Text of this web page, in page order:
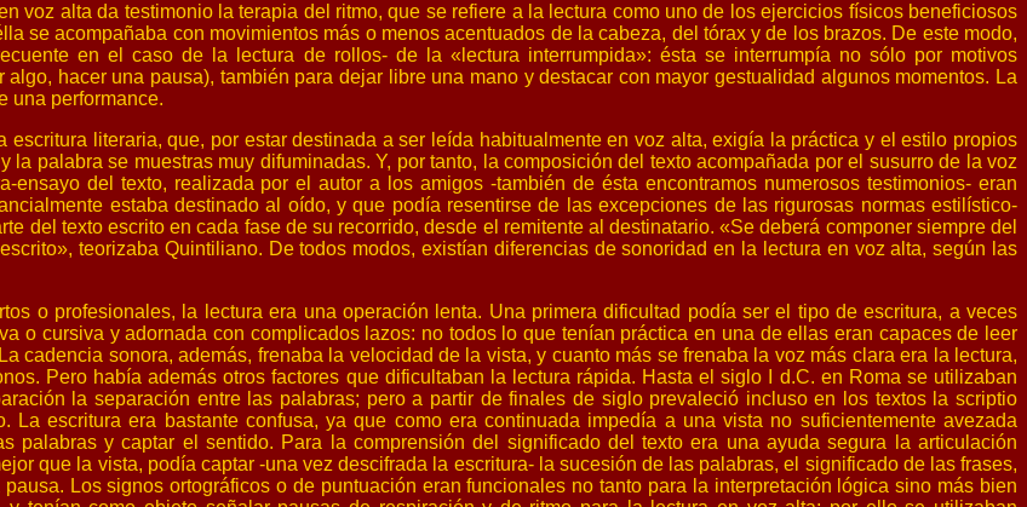
voz alta da testimonio la terapia del ritmo, que se refiere a la lectura como uno de los ejercicios físicos beneficiosos
se acompañaba con movimientos más o menos acentuados de la cabeza, del tórax y de los brazos. De este modo,
en el caso de la lectura de rollos- de la «lectura interrumpida»: ésta se interrumpía no sólo por motivos
hacer una pausa), también para dejar libre una mano y destacar con mayor gestualidad algunos momentos. La
una performance.
escritura literaria, que, por estar destinada a ser leída habitualmente en voz alta, exigía la práctica y el estilo propios
la palabra se muestras muy difuminadas. Y, por tanto, la composición del texto acompañada por el susurro de la voz
ensayo del texto, realizada por el autor a los amigos -también de ésta encontramos numerosos testimonios- eran
estaba destinado al oído, y que podía resentirse de las excepciones de las rigurosas normas estilístico-
del texto escrito en cada fase de su recorrido, desde el remitente al destinatario. «Se deberá componer siempre del
teorizaba Quintiliano. De todos modos, existían diferencias de sonoridad en la lectura en voz alta, según las
o profesionales, la lectura era una operación lenta. Una primera dificultad podía ser el tipo de escritura, a veces
o cursiva y adornada con complicados lazos: no todos lo que tenían práctica en una de ellas eran capaces de leer
cadencia sonora, además, frenaba la velocidad de la vista, y cuanto más se frenaba la voz más clara era la lectura,
Pero había además otros factores que dificultaban la lectura rápida. Hasta el siglo I d.C. en Roma se utilizaban
la separación entre las palabras; pero a partir de finales de siglo prevaleció incluso en los textos la scriptio
La escritura era bastante confusa, ya que como era continuada impedía a una vista no suficientemente avezada
palabras y captar el sentido. Para la comprensión del significado del texto era una ayuda segura la articulación
que la vista, podía captar -una vez descifrada la escritura- la sucesión de las palabras, el significado de las frases,
Los signos ortográficos o de puntuación eran funcionales no tanto para la interpretación lógica sino más bien